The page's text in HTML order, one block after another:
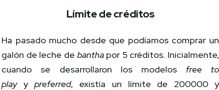
Límite de créditos
Ha pasado mucho desde que podíamos comprar un
galón de leche de banthapor 5 créditos. Inicialmente,
cuando se desarrollaron los modelos free to
playy preferred, existía un límite de 200000 y